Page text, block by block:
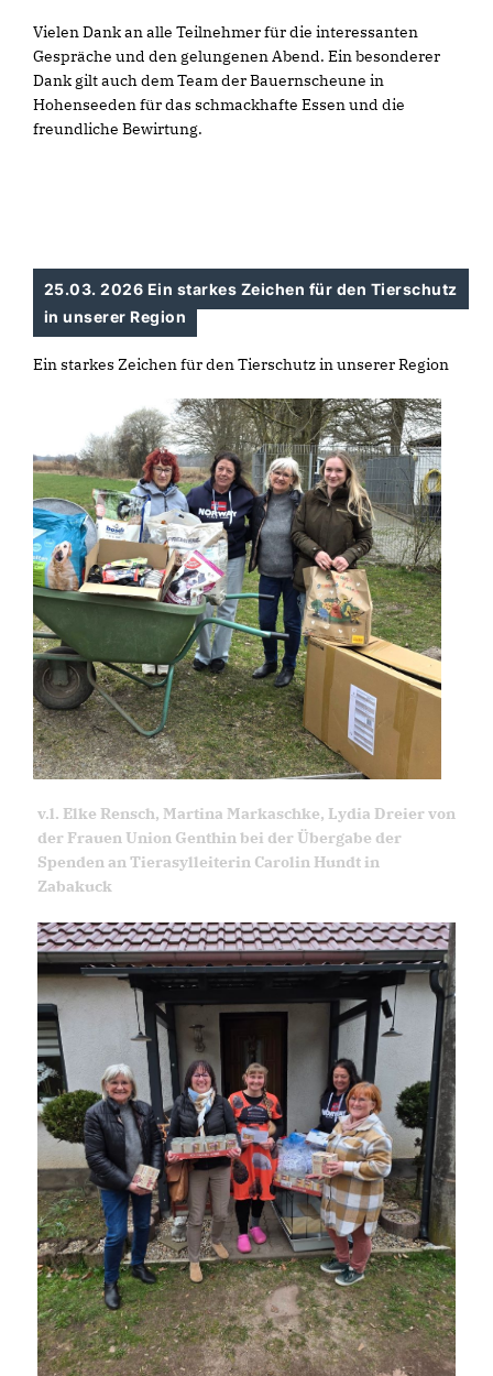
Vielen Dank an alle Teilnehmer für die interessanten
Gespräche und den gelungenen Abend. Ein besonderer
Dank gilt auch dem Team der Bauernscheune in
Hohenseeden für das schmackhafte Essen und die
freundliche Bewirtung.
25.03. 2026 Ein starkes Zeichen für den Tierschutz
in unserer Region
Ein starkes Zeichen für den Tierschutz in unserer Region
v.l. Elke Rensch, Martina Markaschke, Lydia Dreier von
der Frauen Union Genthin bei der Übergabe der
Spenden an Tierasylleiterin Carolin Hundt in
Zabakuck